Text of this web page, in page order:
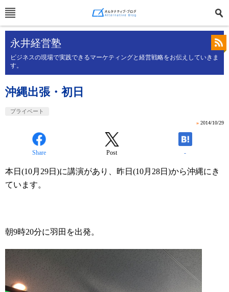
永井経営塾
ビジネスの現場で実践できるマーケティングと経営戦略をお伝えしていきま
す。
沖縄出張・初日
プライベート
» 2014/10/29
Share Post -
本日(10月29日)に講演があり、昨日(10月28日)から沖縄にき
ています。
朝9時20分に羽田を出発。